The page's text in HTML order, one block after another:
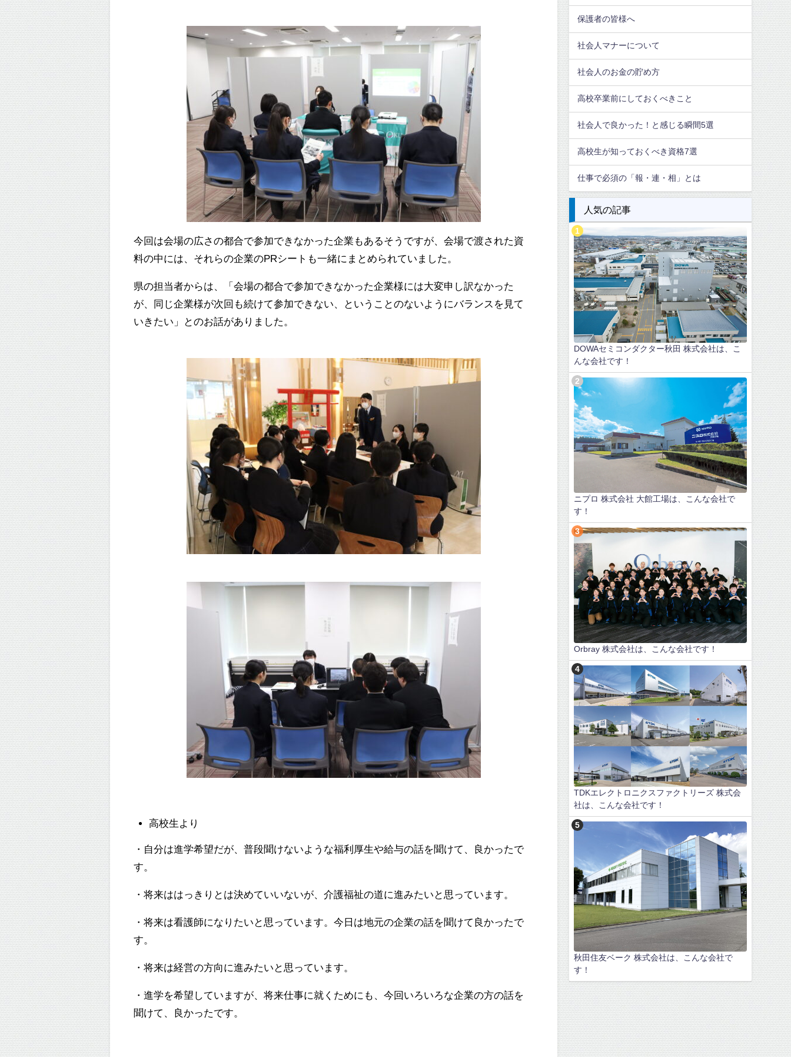
今回は会場の広さの都合で参加できなかった企業もあるそうですが、会場で渡された資
料の中には、それらの企業のPRシートも一緒にまとめられていました。
県の担当者からは、「会場の都合で参加できなかった企業様には大変申し訳なかった
が、同じ企業様が次回も続けて参加できない、ということのないようにバランスを見て
いきたい」とのお話がありました。
高校生より
・自分は進学希望だが、普段聞けないような福利厚生や給与の話を聞けて、良かったで
す。
・将来ははっきりとは決めていいないが、介護福祉の道に進みたいと思っています。
・将来は看護師になりたいと思っています。今日は地元の企業の話を聞けて良かったで
す。
・将来は経営の方向に進みたいと思っています。
・進学を希望していますが、将来仕事に就くためにも、今回いろいろな企業の方の話を
聞けて、良かったです。
保護者の皆様へ
社会人マナーについて
社会人のお金の貯め方
高校卒業前にしておくべきこと
社会人で良かった！と感じる瞬間5選
高校生が知っておくべき資格7選
仕事で必須の「報・連・相」とは
人気の記事
DOWAセミコンダクター秋田 株式会社は、こ
んな会社です！
ニプロ 株式会社 大館工場は、こんな会社で
す！
Orbray 株式会社は、こんな会社です！
TDKエレクトロニクスファクトリーズ 株式会
社は、こんな会社です！
秋田住友ベーク 株式会社は、こんな会社で
す！